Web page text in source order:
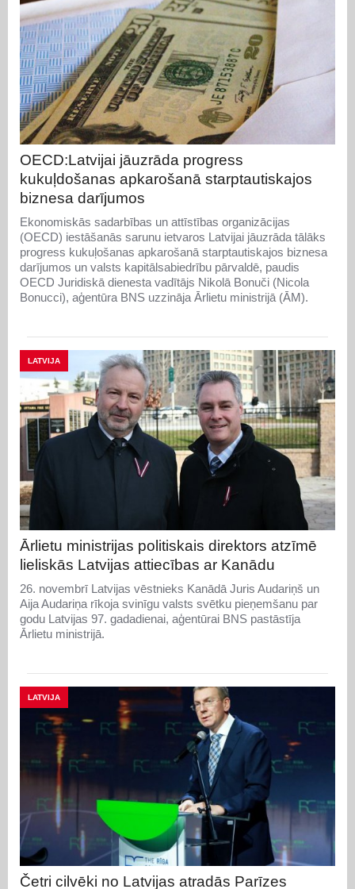
OECD:Latvijai jāuzrāda progress
kukuļdošanas apkarošanā starptautiskajos
biznesa darījumos
Ekonomiskās sadarbības un attīstības organizācijas
(OECD) iestāšanās sarunu ietvaros Latvijai jāuzrāda tālāks
progress kukuļošanas apkarošanā starptautiskajos biznesa
darījumos un valsts kapitālsabiedrību pārvaldē, paudis
OECD Juridiskā dienesta vadītājs Nikolā Bonuči (Nicola
Bonucci), aģentūra BNS uzzināja Ārlietu ministrijā (ĀM).
LATVIJA
Ārlietu ministrijas politiskais direktors atzīmē
lieliskās Latvijas attiecības ar Kanādu
26. novembrī Latvijas vēstnieks Kanādā Juris Audariņš un
Aija Audariņa rīkoja svinīgu valsts svētku pieņemšanu par
godu Latvijas 97. gadadienai, aģentūrai BNS pastāstīja
Ārlietu ministrijā.
LATVIJA
Četri cilvēki no Latvijas atradās Parīzes